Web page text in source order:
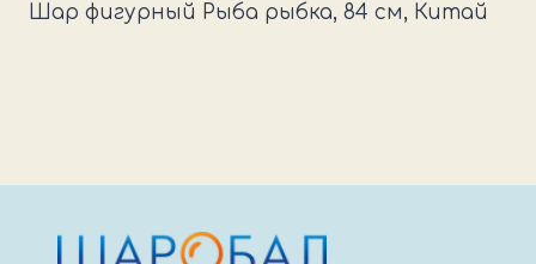
Шар фигурный Рыба рыбка, 84 см, Китай